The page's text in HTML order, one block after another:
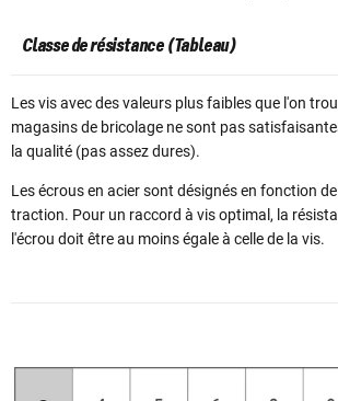
Classe de résistance (Tableau)
Les vis avec des valeurs plus faibles que l'on
magasins de bricolage ne sont pas
la qualité (pas assez dures).
Les écrous en acier sont désignés en fonction
traction. Pour un raccord à vis optimal, la
l'écrou doit être au moins égale à celle de la vis.